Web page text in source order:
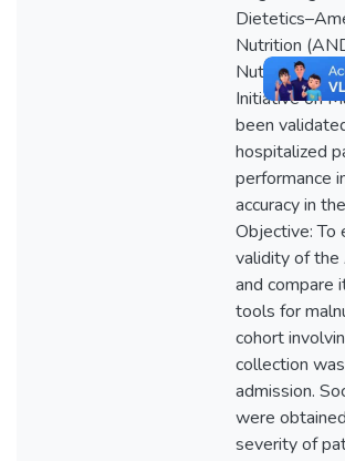
Nutrition
Nutrition and
Initiative on
been
hospitalized
performance
accuracy in
Objective: To
validity of
and compare
tools for
cohort
collection
admission.
were
severity of